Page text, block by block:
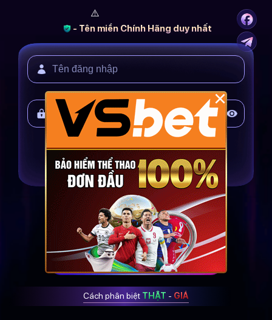
- Tên miền Chính Hãng duy nhất
ĐĂNG KÝ
Cách phân biệt THẬT - GIẢ
×